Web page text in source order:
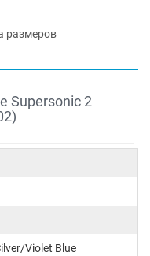
размеров
Supersonic 2
Violet Blue